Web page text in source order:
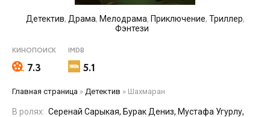
Детектив, Драма, Мелодрама, Приключение, Триллер,
Фэнтези
КИНОПОИСК
7.3
IMDB
5.1
Главная страница » Детектив » Шахмаран
В ролях: Серенай Сарыкая, Бурак Дениз, Мустафа Угурлу,